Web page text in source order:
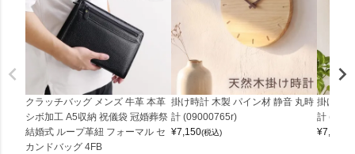
クラッチバッグ メンズ 牛革 本革
シボ加工 A5収納 祝儀袋 冠婚葬祭
結婚式 ループ革紐 フォーマル セ
カンドバッグ 4FB
掛け時計 木製 パイン材 静音 丸時
計 (09000765r)
¥7,150(税込)
掛け時
計
¥7,150